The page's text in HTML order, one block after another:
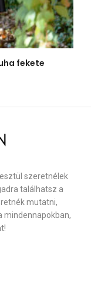
fekete
szeretnélek
találhatsz a
mutatni,
mindennapokban,